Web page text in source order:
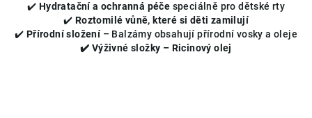
z
5
hvězdiček.
✔️ Hydratační a ochranná péče speciálně pro dětské rty
✔️ Roztomilé vůně, které si děti zamilují
✔️ Přírodní složení– Balzámy obsahují přírodní vosky a oleje
✔️ Výživné složky – Ricinový olej